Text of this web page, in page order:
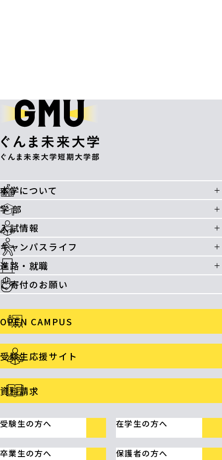
本学について
学 部
入試情報
キャンパスライフ
進路・就職
ご寄付のお願い
OPEN CAMPUS
受験生応援サイト
資料請求
受験生の方へ 在学生の方へ
卒業生の方へ 保護者の方へ